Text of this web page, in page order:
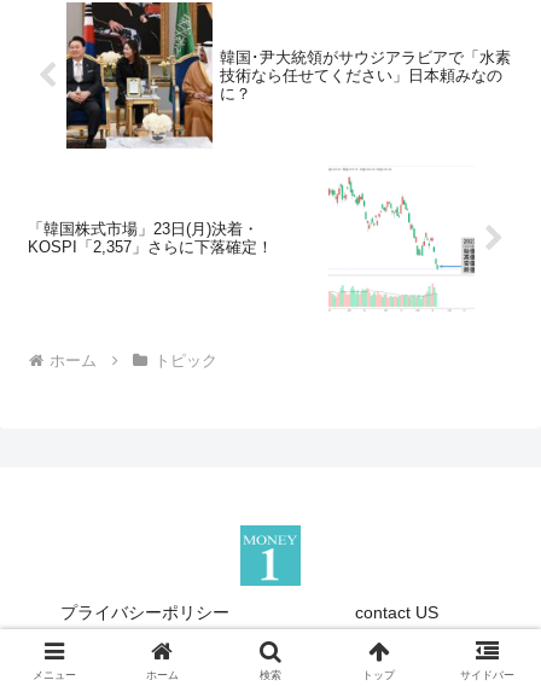
韓国･尹大統領がサウジアラビアで「水素
技術なら任せてください」日本頼みなの
に？
「韓国株式市場」23日(月)決着・
KOSPI「2,357」さらに下落確定！
ホーム トピック
プライバシーポリシー contact US
Copyright © 2013-2026 『Money1』 All Rights Reserved.
メニュー ホーム 検索 トップ サイドバー